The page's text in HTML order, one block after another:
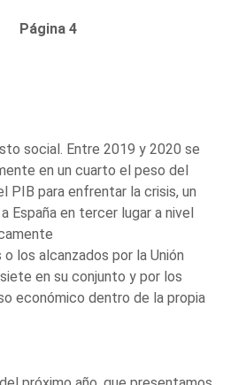
Página 4
social. Entre 2019 y 2020 se
en un cuarto el peso del
PIB para enfrentar la crisis, un
España en tercer lugar a nivel
los alcanzados por la Unión
en su conjunto y por los
económico dentro de la propia